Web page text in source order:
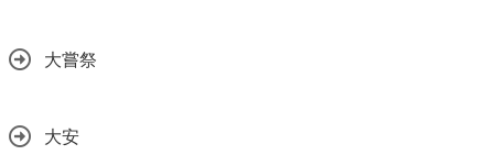
大嘗祭
大安